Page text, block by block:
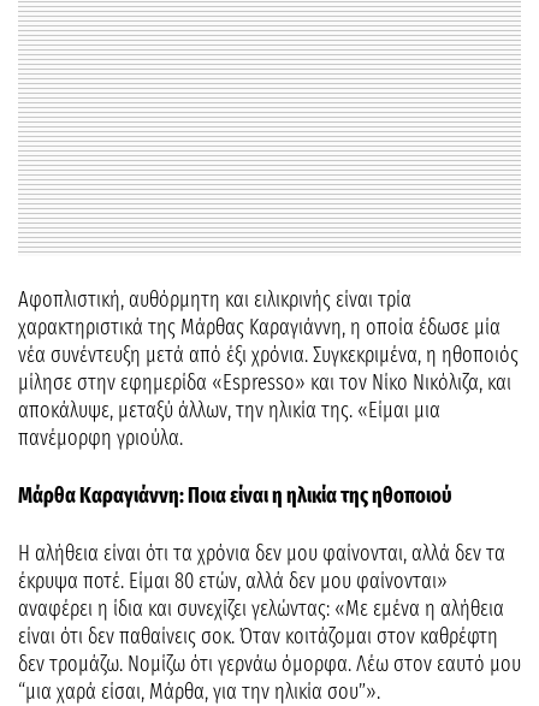
Αφοπλιστική, αυθόρμητη και ειλικρινής είναι τρία
χαρακτηριστικά της Μάρθας Καραγιάννη, η οποία έδωσε μία
νέα συνέντευξη μετά από έξι χρόνια. Συγκεκριμένα, η ηθοποιός
μίλησε στην εφημερίδα «Espresso» και τον Νίκο Νικόλιζα, και
αποκάλυψε, μεταξύ άλλων, την ηλικία της. «Είμαι μια
πανέμορφη γριούλα.
Μάρθα Καραγιάννη: Ποια είναι η ηλικία της ηθοποιού
Η αλήθεια είναι ότι τα χρόνια δεν μου φαίνονται, αλλά δεν τα
έκρυψα ποτέ. Είμαι 80 ετών, αλλά δεν μου φαίνονται»
αναφέρει η ίδια και συνεχίζει γελώντας: «Με εμένα η αλήθεια
είναι ότι δεν παθαίνεις σοκ. Όταν κοιτάζομαι στον καθρέφτη
δεν τρομάζω. Νομίζω ότι γερνάω όμορφα. Λέω στον εαυτό μου
“μια χαρά είσαι, Μάρθα, για την ηλικία σου”».